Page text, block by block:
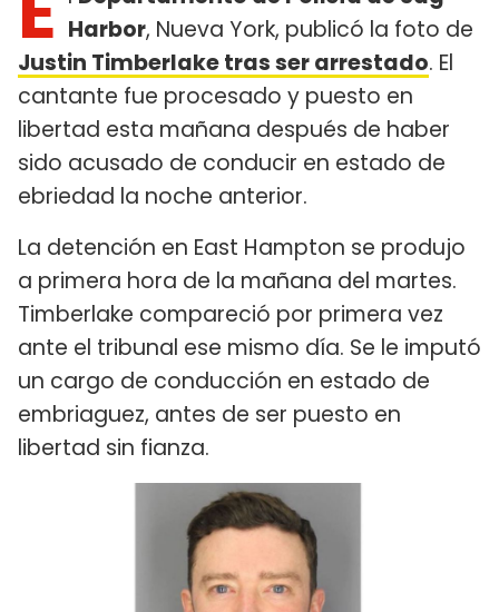
Harbor, Nueva York, publicó la foto de
Justin Timberlake tras ser arrestado. El
cantante fue procesado y puesto en
libertad esta mañana después de haber
sido acusado de conducir en estado de
ebriedad la noche anterior.
La detención en East Hampton se produjo
a primera hora de la mañana del martes.
Timberlake compareció por primera vez
ante el tribunal ese mismo día. Se le imputó
un cargo de conducción en estado de
embriaguez, antes de ser puesto en
libertad sin fianza.